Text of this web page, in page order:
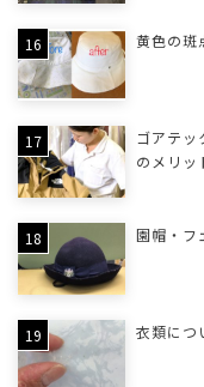
黄色の斑
ゴアテ
のメリッ
園帽・フ
衣類につ